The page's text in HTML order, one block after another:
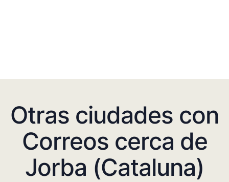
Otras ciudades con
Correos cerca de
Jorba (Cataluna)